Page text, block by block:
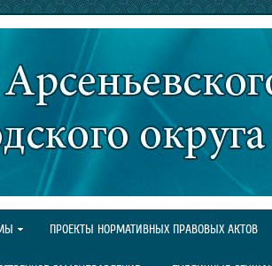
ПРОЕКТЫ НОРМАТИВНЫХ ПРАВОВЫХ АКТОВ